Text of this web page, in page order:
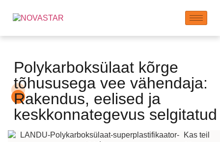
Polykarboksülaat kõrge
tõhususega vee vähendaja:
Rakendus, eelised ja
keskkonnategevus selgitatud
Kas teil